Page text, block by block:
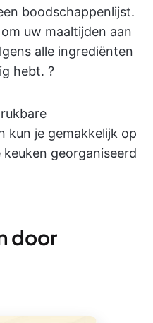
boodschappenlijst.
uw maaltijden aan
alle ingrediënten
hebt. ?
kun je gemakkelijk op
georganiseerd
door